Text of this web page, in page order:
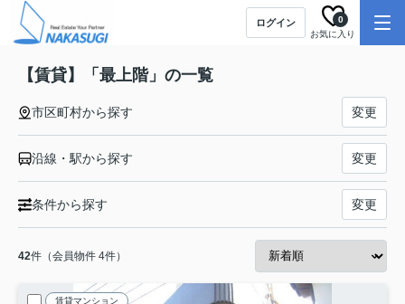
ログイン
お気に入り
0
【賃貸】「最上階」の一覧
市区町村から探す 変更
沿線・駅から探す 変更
条件から探す 変更
42件（会員物件 4件）
賃貸マンション